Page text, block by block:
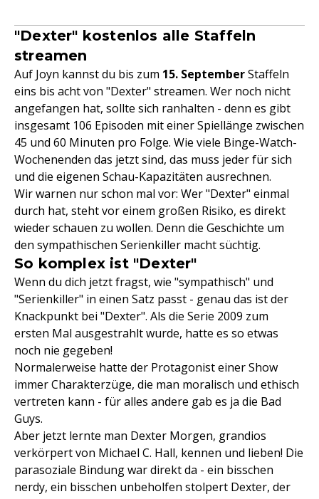
"Dexter" kostenlos alle Staffeln
streamen
Auf Joyn kannst du bis zum 15. SeptemberStaffeln
eins bis acht von "Dexter" streamen. Wer noch nicht
angefangen hat, sollte sich ranhalten - denn es gibt
insgesamt 106 Episoden mit einer Spiellänge zwischen
45 und 60 Minuten pro Folge. Wie viele Binge-Watch-
Wochenenden das jetzt sind, das muss jeder für sich
und die eigenen Schau-Kapazitäten ausrechnen.
Wir warnen nur schon mal vor: Wer "Dexter" einmal
durch hat, steht vor einem großen Risiko, es direkt
wieder schauen zu wollen. Denn die Geschichte um
den sympathischen Serienkiller macht süchtig.
So komplex ist "Dexter"
Wenn du dich jetzt fragst, wie "sympathisch" und
"Serienkiller" in einen Satz passt - genau das ist der
Knackpunkt bei "Dexter". Als die Serie 2009 zum
ersten Mal ausgestrahlt wurde, hatte es so etwas
noch nie gegeben!
Normalerweise hatte der Protagonist einer Show
immer Charakterzüge, die man moralisch und ethisch
vertreten kann - für alles andere gab es ja die Bad
Guys.
Aber jetzt lernte man Dexter Morgen, grandios
verkörpert von Michael C. Hall, kennen und lieben! Die
parasoziale Bindung war direkt da - ein bisschen
nerdy, ein bisschen unbeholfen stolpert Dexter, der